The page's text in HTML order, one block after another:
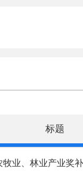
标题
业、林业产业奖